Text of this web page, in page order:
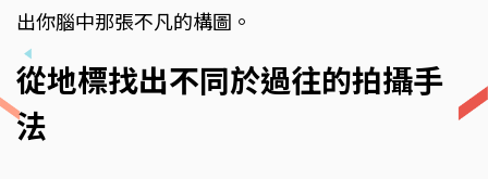
出你腦中那張不凡的構圖。
從地標找出不同於過往的拍攝手
法